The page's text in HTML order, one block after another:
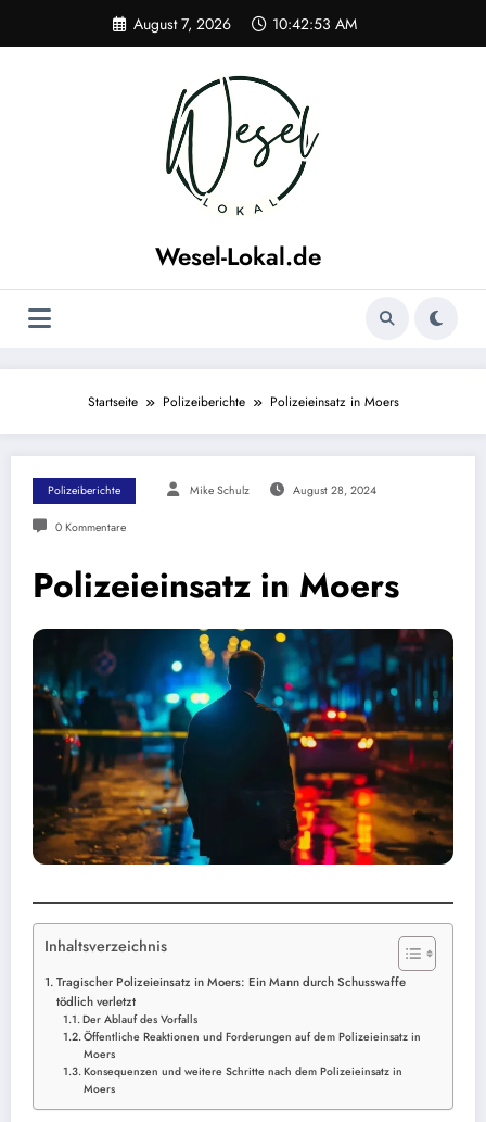
springen
August 7, 2026 10:42:54 AM
Wesel-Lokal.de
Startseite Polizeiberichte Polizeieinsatz in Moers
Polizeiberichte Mike Schulz August 28, 2024
0 Kommentare
Polizeieinsatz in Moers
Inhaltsverzeichnis
Tragischer Polizeieinsatz in Moers: Ein Mann durch Schusswaffe
tödlich verletzt
Der Ablauf des Vorfalls
Öffentliche Reaktionen und Forderungen auf dem Polizeieinsatz in
Moers
Konsequenzen und weitere Schritte nach dem Polizeieinsatz in
Moers